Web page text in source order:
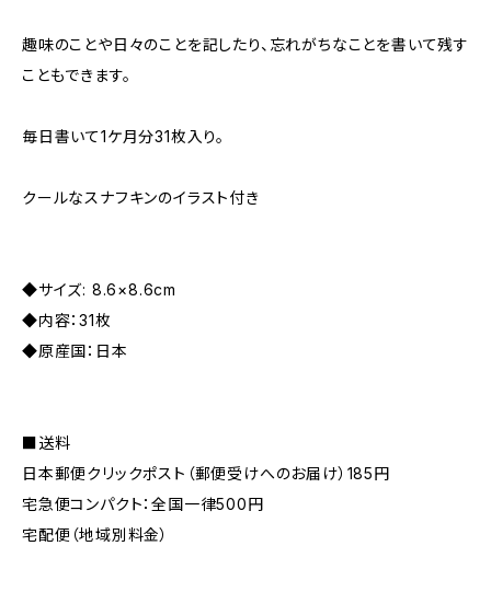
趣味のことや日々のことを記したり、忘れがちなことを書いて残す
こともできます。
毎日書いて1ケ月分31枚入り。
クールなスナフキンのイラスト付き
◆サイズ: 8.6×8.6cm
◆内容：31枚
◆原産国：日本
■送料
日本郵便クリックポスト（郵便受けへのお届け）185円
宅急便コンパクト：全国一律500円
宅配便（地域別料金）